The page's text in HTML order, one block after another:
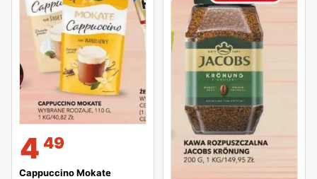
4 49
Cappuccino Mokate